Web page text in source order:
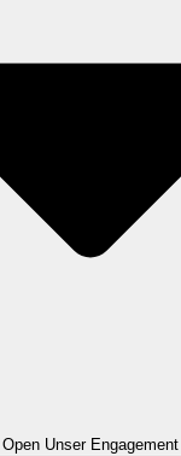
Open Unser Engagement